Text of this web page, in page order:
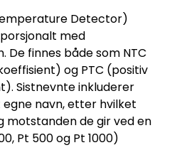
Detector)
med
finnes både som NTC
og PTC (positiv
Sistnevnte inkluderer
egne navn, etter hvilket
motstanden de gir ved en
Pt 500 og Pt 1000)